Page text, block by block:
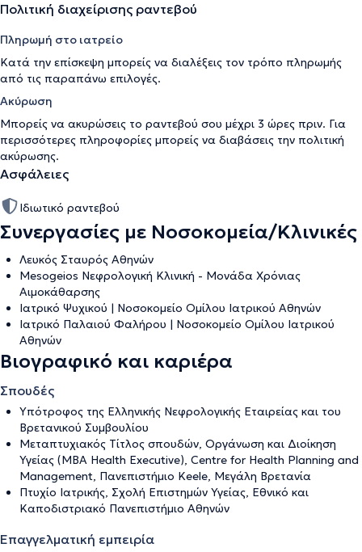
Πολιτική διαχείρισης ραντεβού
Πληρωμή στο ιατρείο
Κατά την επίσκεψη μπορείς να διαλέξεις τον τρόπο πληρωμής
από τις παραπάνω επιλογές.
Ακύρωση
Μπορείς να ακυρώσεις το ραντεβού σου μέχρι 3 ώρες πριν. Για
περισσότερες πληροφορίες μπορείς να διαβάσεις την πολιτική
ακύρωσης.
Ασφάλειες
Ιδιωτικό ραντεβού
Συνεργασίες με Νοσοκομεία/Κλινικές
Λευκός Σταυρός Αθηνών
Μesogeios Νεφρολογική Κλινική - Μονάδα Χρόνιας
Αιμοκάθαρσης
Ιατρικό Ψυχικού | Νοσοκομείο Ομίλου Ιατρικού Αθηνών
Ιατρικό Παλαιού Φαλήρου | Νοσοκομείο Ομίλου Ιατρικού
Αθηνών
Βιογραφικό και καριέρα
Σπουδές
Υπότροφος της Ελληνικής Νεφρολογικής Εταιρείας και του
Βρετανικού Συμβουλίου
Μεταπτυχιακός Τίτλος σπουδών, Οργάνωση και Διοίκηση
Υγείας (MBA Health Executive), Centre for Health Planning and
Management, Πανεπιστήμιο Keele, Μεγάλη Βρετανία
Πτυχίο Ιατρικής, Σχολή Επιστημών Υγείας, Εθνικό και
Καποδιστριακό Πανεπιστήμιο Αθηνών
Επαγγελματική εμπειρία